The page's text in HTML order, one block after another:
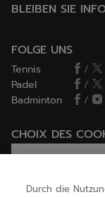
BLEIBEN SIE
FOLGE UNS
Tennis /
Padel
/
Badminton
/
CHOIX DES
Durch die